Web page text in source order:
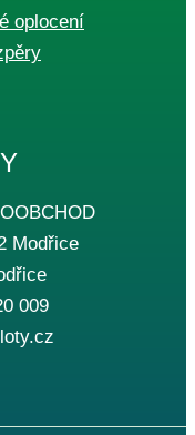
oplocení
Modřice
009